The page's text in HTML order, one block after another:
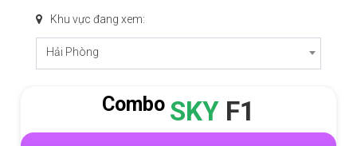
Khu vực đang xem:
Hải Phòng
Combo SKY F1